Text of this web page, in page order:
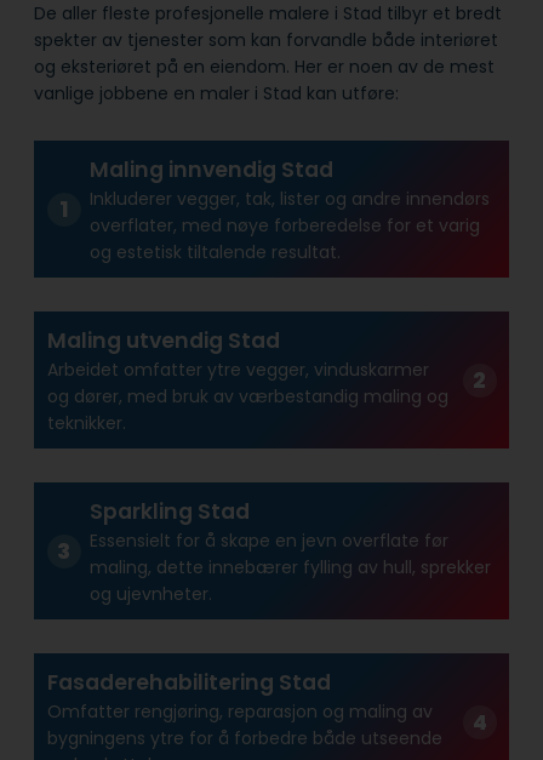
De aller fleste profesjonelle malere i Stad tilbyr et bredt
spekter av tjenester som kan forvandle både interiøret
og eksteriøret på en eiendom. Her er noen av de mest
vanlige jobbene en maler i Stad kan utføre:
Maling innvendig Stad
Inkluderer vegger, tak, lister og andre innendørs
overflater, med nøye forberedelse for et varig
og estetisk tiltalende resultat.
Maling utvendig Stad
Arbeidet omfatter ytre vegger, vinduskarmer
og dører, med bruk av værbestandig maling og
teknikker.
Sparkling Stad
Essensielt for å skape en jevn overflate før
maling, dette innebærer fylling av hull, sprekker
og ujevnheter.
Fasaderehabilitering Stad
Omfatter rengjøring, reparasjon og maling av
bygningens ytre for å forbedre både utseende